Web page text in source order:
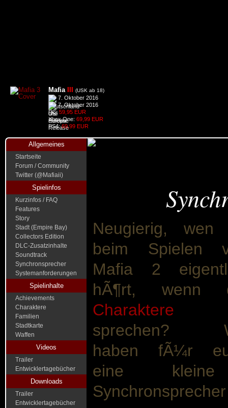
Mafia (USK ab 18)
7. Oktober 2016
7. Oktober 2016
PC: 59,95 EUR
Xbox One: 69,99 EUR
PS4:69,99 EUR
Allgemeines
Startseite
Forum / Community
Twitter (@Mafiaii)
Spielinfos
Kurzinfos / FAQ
Features
Story
Stadt (Empire Bay)
Collectors Edition
DLC-Zusatzinhalte
Soundtrack
Synchronsprecher
Systemanforderungen
Spielinhalte
Achievements
Charaktere
Familien
Stadtkarte
Waffen
Videos
Trailer
Entwicklertagebücher
Downloads
Trailer
Entwicklertagebücher
Neugierig, wen
beim Spielen
Mafia 2
hÃ¶rt, wenn
Charaktere
sprechen?
haben fÃ¼r
eine